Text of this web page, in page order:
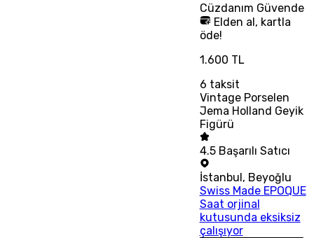
Cüzdanım Güvende
Elden al, kartla
öde!
1.600 TL
6 taksit
Vintage Porselen
Jema Holland Geyik
Figürü
4.5 Başarılı Satıcı
İstanbul, Beyoğlu
Swiss Made EPOQUE
Saat orjinal
kutusunda eksiksiz
çalışıyor